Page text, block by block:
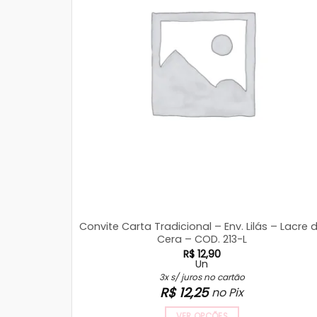
Convite Carta Tradicional – Env. Lilás – Lacre
Cera – COD. 213-L
R$12,90
Un
3x s/ juros no cartão
R$12,25 no Pix